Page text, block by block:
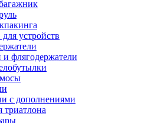
устройств
флягодержатели
с дополнениями
триатлона